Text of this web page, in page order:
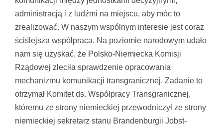
administracją i z ludźmi na miejscu, aby móc to
zrealizować. W naszym wspólnym interesie jest coraz
ściślejsza współpraca. Na poziomie narodowym udało
nam się uzyskać, że Polsko-Niemiecka Komisji
Rządowej zleciła sprawdzenie opracowania
mechanizmu komunikacji transgranicznej. Zadanie to
otrzymał Komitet ds. Współpracy Transgranicznej,
któremu ze strony niemieckiej przewodniczył ze strony
niemieckiej sekretarz stanu Brandenburgii Jobst-